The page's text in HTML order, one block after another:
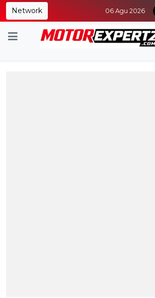
Network 06 Agu 2026